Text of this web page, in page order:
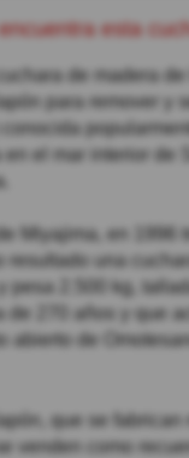
encuentra esta
de madera
para remover y
conocida
el mar interior de
Miyajima, en 1996
resultado una
pesa 2.500 kg,
de 270 años y que
abierto de
que se fabrican
venden como